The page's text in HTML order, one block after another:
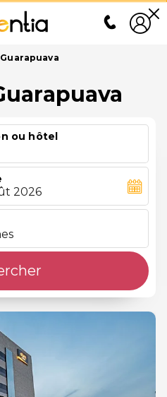
Guarapuava
ou hôtel
2026